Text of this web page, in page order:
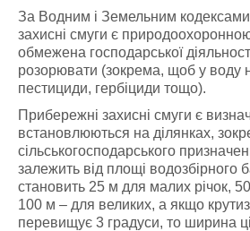
За Водним і Земельним
захисні смуги є
обмежена господарської
розорювати (зокрема, щоб у воду
пестициди, гербіциди тощо).
Прибережні захисні смуги є
встановлюються на ділянках,
сільськогосподарського
залежить від площі водозбірного
становить 25 м для малих річок,
100 м – для великих, а якщо
перевищує 3 градуси, то ширина